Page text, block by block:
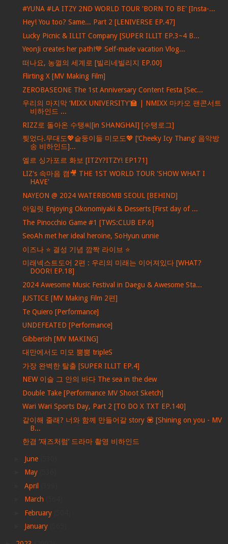
#YUNA #LA ITZY 2ND WORLD TOUR 'BORN TO BE' [Insta-...
Hey! You too? Same... Part 2 [LENIVERSE EP.47]
Lucky Picnic & ILLIT Company [SUPER ILLIT EP.3~4 B...
YeonJi creates her path!💙 Self-made vacation Vlog...
떠나요, 농껄의 세계로 [빌리네빌리지 EP.00]
Flirting X [MV Making Film]
ZEROBASEONE The 1st Anniversary Content Festa [Sec...
우리의 마지막 ‘MIXX UNIVERSITY’🏫 | NMIXX 마카오 팬콘서트
비하인드 ...
RIZZ로 돌아온 수탱씨[in SHANGHAI] [수탱로그]
찢었다.무대도💖슽둥이들 미모도💖 [‘Cheeky Icy Thang’ 음악방
송 비하인드]...
엘르 싱가포르 화보 [ITZY?ITZY! EP171]
LIZ's 속마음 캠🎥 THE 1ST WORLD TOUR 'SHOW WHAT I
HAVE'
NAYEON @ 2024 WATERBOMB SEOUL [BEHIND]
아일릿 Enjoying Okonomiyaki & Desserts [First day of ...
The Pinocchio Game #1 [TWS:CLUB EP.6]
SeoAh met her ideal heroine, SoHyun unnie
이즈나 ⭐ 결성 기념 깜짝 라이브 ⭐
미래넥스트도어 2편 : 우리의 미래는 이어져있다 [WHAT?
DOOR! EP.18]
2024 Awesome Music Festival in Daegu & Awesome Sta...
JUSTICE [MV Making Film 2편]
Te Quiero [Performance]
UNDEFEATED [Performance]
Gibberish [MV MAKING]
대만에서도 미모 뿜뿜 tripleS
가장 완벽한 탈출 [SUPER ILLIT EP.4]
NEW 이슬 그 안의 바다 The sea in the dew
Double Take [Performance MV Shoot Sketch]
Wari Wari Sports Day, Part 2 [TO DO X TXT EP.140]
같이해 줄래? 너와 함께 만들어갈 story 💟 [Shining on you - MV
B...
한겸 ‘재즈처럼’ 드라마 촬영 비하인드
June
May
April
March
February
January